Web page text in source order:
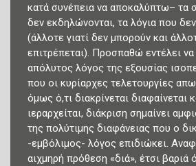
κατά συνέπεια να αποκαλύπτω– τα
δεν εκδηλώνονται, τα λόγια που
(άλλοτε γιατί δεν μπορούν και
επιτρέπεται). Προσπαθώ εντέλει
απόλυτος λόγος της εξουσίας
που οι κυρίαρχες τελετουργίες
όμως ό,τι διακρίνεται διαφαίνεται
ιεραρχείται, διάκριση σημαίνει
της πολύτιμης διαφάνειας που ο
-εμβόλιμος- λόγος επιδιώκει.
αιχμηρή πρόθεση «διά», έτσι βαριά